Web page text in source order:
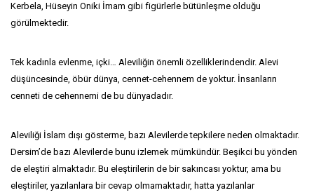
Kerbela, Hüseyin Oniki İmam gibi figürlerle bütünleşme olduğu
görülmektedir.
Tek kadınla evlenme, içki… Aleviliğin önemli özelliklerindendir. Alevi
düşüncesinde, öbür dünya, cennet-cehennem de yoktur. İnsanların
cenneti de cehennemi de bu dünyadadır.
Aleviliği İslam dışı gösterme, bazı Alevilerde tepkilere neden olmaktadır.
Dersim’de bazı Alevilerde bunu izlemek mümkündür. Beşikci bu yönden
de eleştiri almaktadır. Bu eleştirilerin de bir sakıncası yoktur, ama bu
eleştiriler, yazılanlara bir cevap olmamaktadır, hatta yazılanlar